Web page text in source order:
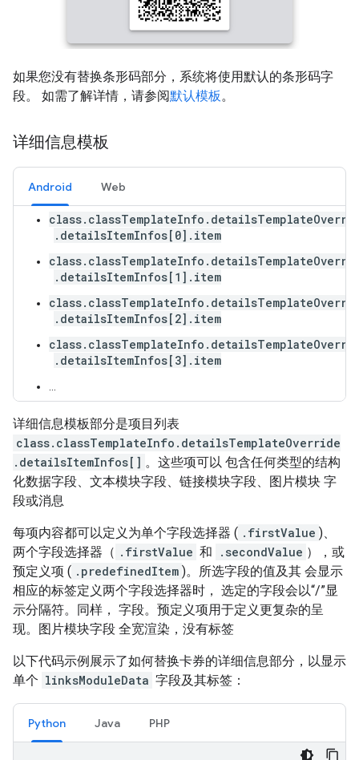
如果您没有替换条形码部分，系统将使用默认的条形码字
段。 如需了解详情，请参阅默认模板 。
详细信息模板
Android Web
.detailsItemInfos[0].item
.detailsItemInfos[1].item
.detailsItemInfos[2].item
.detailsItemInfos[3].item
详细信息模板部分是项目列表
class.classTemplateInfo.detailsTemplateOverride
.detailsItemInfos[] 。这些项可以 包含任何类型的结构
化数据字段、文本模块字段、链接模块字段、图片模块 字
段或消息
每项内容都可以定义为单个字段选择器 ( .firstValue )、
两个字段选择器（ .firstValue 和 .secondValue ），或
预定义项 ( .predefinedItem )。所选字段的值及其 会显示
相应的标签定义两个字段选择器时， 选定的字段会以“/”显
示分隔符。同样， 字段。预定义项用于定义更复杂的呈
现。图片模块字段 全宽渲染，没有标签
以下代码示例展示了如何替换卡券的详细信息部分，以显示
单个 linksModuleData 字段及其标签：
Python Java PHP